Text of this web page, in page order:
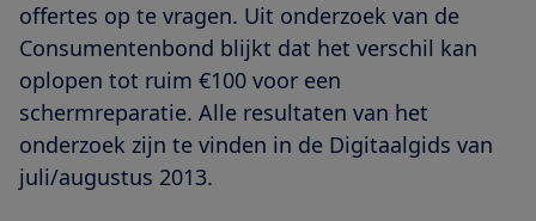
offertes op te vragen. Uit onderzoek van de
Consumentenbond blijkt dat het verschil kan
oplopen tot ruim €100 voor een
schermreparatie. Alle resultaten van het
onderzoek zijn te vinden in de Digitaalgids van
juli/augustus 2013.